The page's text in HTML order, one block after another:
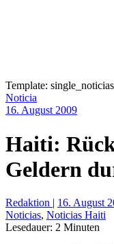
Template: single_noticias
Noticia
16. August 2009
Haiti:
Geldern
Redaktion | 16. August
Noticias, Noticias Haiti
Lesedauer: 2 Minuten